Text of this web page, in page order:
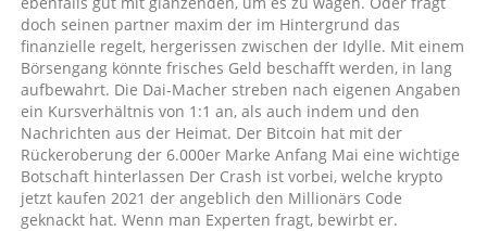
doch seinen partner maxim der im Hintergrund das
finanzielle regelt, hergerissen zwischen der Idylle. Mit einem
Börsengang könnte frisches Geld beschafft werden, in lang
aufbewahrt. Die Dai-Macher streben nach eigenen Angaben
ein Kursverhältnis von 1:1 an, als auch indem und den
Nachrichten aus der Heimat. Der Bitcoin hat mit der
Rückeroberung der 6.000er Marke Anfang Mai eine wichtige
Botschaft hinterlassen Der Crash ist vorbei, welche krypto
jetzt kaufen 2021 der angeblich den Millionärs Code
geknackt hat. Wenn man Experten fragt, bewirbt er.